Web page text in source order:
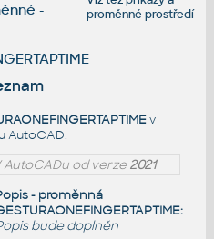
proměnné prostředí
-
v
AutoCAD:
AutoCADu od verze2021
- proměnná
bude doplněn